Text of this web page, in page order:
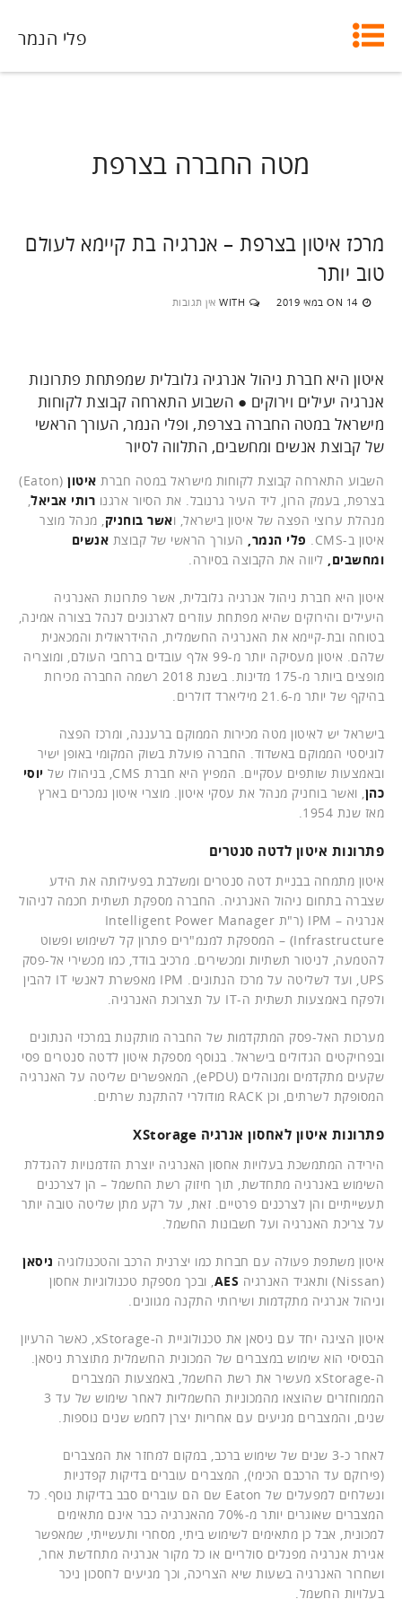
פלי הנמר
מטה החברה בצרפת
מרכז איטון בצרפת – אנרגיה בת קיימא לעולם
טוב יותר
ON 14 במאי 2019 WITH אין תגובות
איטון היא חברת ניהול אנרגיה גלובלית שמפתחת פתרונות
אנרגיה יעילים וירוקים ● השבוע התארחה קבוצת לקוחות
מישראל במטה החברה בצרפת, ופלי הנמר, העורך הראשי
של קבוצת אנשים ומחשבים, התלווה לסיור
השבוע התארחה קבוצת לקוחות מישראל במטה חברת איטון
(Eaton)
בצרפת, בעמק הרון, ליד העיר גרנובל. את הסיור ארגנו רותי אביאל,
מנהלת ערוצי הפצה של איטון בישראל, ואשר בוחניק, מנהל מוצר
איטון ב-CMS
. פלי הנמר, העורך הראשי של קבוצת אנשים
ומחשבים, ליווה את הקבוצה בסיורה.
איטון היא חברת ניהול אנרגיה גלובלית, אשר פתרונות האנרגיה
היעילים והירוקים שהיא מפתחת עוזרים לארגונים לנהל בצורה אמינה,
בטוחה ובת-קיימא את האנרגיה החשמלית, ההידראולית והמכאנית
שלהם. איטון מעסיקה יותר מ-99 אלף עובדים ברחבי העולם, ומוצריה
מופצים ביותר מ-175 מדינות. בשנת 2018 רשמה החברה מכירות
בהיקף של יותר מ-21.6 מיליארד דולרים.
בישראל יש לאיטון מטה מכירות הממוקם ברעננה, ומרכז הפצה
לוגיסטי הממוקם באשדוד. החברה פועלת בשוק המקומי באופן ישיר
ובאמצעות שותפים עסקיים. המפיץ היא חברת CMS, בניהולו של
יוסי
כהן, ואשר בוחניק מנהל את עסקי איטון. מוצרי איטון נמכרים בארץ
מאז שנת 1954.
פתרונות איטון לדטה סנטרים
איטון מתמחה בבניית דטה סנטרים ומשלבת בפעילותה את הידע
שצברה בתחום ניהול האנרגיה. החברה מספקת תשתית חכמה לניהול
אנרגיה – IPM (ר"ת Intelligent Power Manager
Infrastructure) – המספקת למנמ"רים פתרון קל לשימוש ופשוט
להטמעה, לניטור תשתיות ומכשירים. מרכיב בודד, כמו מכשירי אל-פסק
UPS, ועד לשליטה על מרכז הנתונים. IPM מאפשרת לאנשי IT להבין
ולפקח באמצעות תשתית ה-IT על תצרוכת האנרגיה.
מערכות האל-פסק המתקדמות של החברה מותקנות במרכזי הנתונים
ובפרויקטים הגדולים בישראל. בנוסף מספקת איטון לדטה סנטרים פסי
שקעים מתקדמים ומנוהלים (ePDU), המאפשרים שליטה על האנרגיה
המסופקת לשרתים, וכן RACK מודולרי להתקנת שרתים.
פתרונות איטון לאחסון אנרגיה XStorage
הירידה המתמשכת בעלויות אחסון האנרגיה יוצרת הזדמנויות להגדלת
השימוש באנרגיה מתחדשת, תוך חיזוק רשת החשמל – הן לצרכנים
תעשייתיים והן לצרכנים פרטיים. זאת, על רקע מתן שליטה טובה יותר
על צריכת האנרגיה ועל חשבונות החשמל.
איטון משתפת פעולה עם חברות כמו יצרנית הרכב והטכנולוגיה ניסאן
(Nissan) ותאגיד האנרגיה
AES, ובכך מספקת טכנולוגיות אחסון
וניהול אנרגיה מתקדמות ושירותי התקנה מגוונים.
איטון הציגה יחד עם ניסאן את טכנולוגיית ה-xStorage, כאשר הרעיון
הבסיסי הוא שימוש במצברים של המכונית החשמלית מתוצרת ניסאן.
ה-xStorage מעשיר את רשת החשמל, באמצעות המצברים
הממוחזרים שהוצאו מהמכוניות החשמליות לאחר שימוש של עד 3
שנים, והמצברים מגיעים עם אחריות יצרן לחמש שנים נוספות.
לאחר כ-3 שנים של שימוש ברכב, במקום למחזר את המצברים
(פירוקם עד הרכבם הכימי), המצברים עוברים בדיקות קפדניות
ונשלחים למפעלים של Eaton שם הם עוברים סבב בדיקות נוסף. כל
המצברים שאוגרים יותר מ-70% מהאנרגיה כבר אינם מתאימים
למכונית, אבל כן מתאימים לשימוש ביתי, מסחרי ותעשייתי, שמאפשר
אגירת אנרגיה מפנלים סולריים או כל מקור אנרגיה מתחדשת אחר,
ושחרור האנרגיה בשעות שיא הצריכה, וכך מגיעים לחסכון ניכר
בעלויות החשמל.